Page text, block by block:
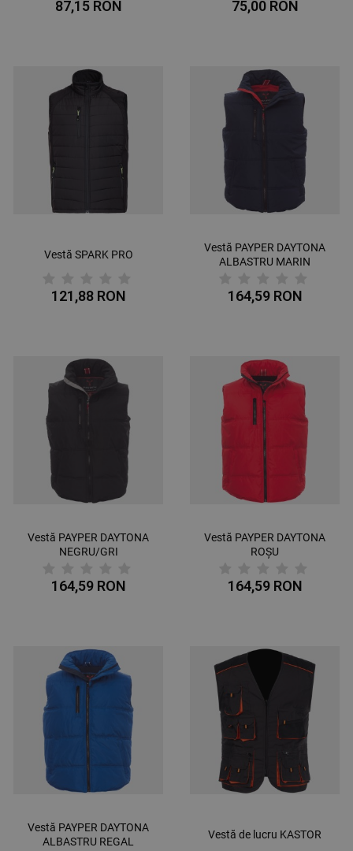
87,15 RON 75,00 RON
Vestă SPARK PRO
121,88 RON
Vestă PAYPER DAYTONA
ALBASTRU MARIN
164,59 RON
Vestă PAYPER DAYTONA
NEGRU/GRI
164,59 RON
Vestă PAYPER DAYTONA
ROȘU
164,59 RON
Vestă PAYPER DAYTONA
ALBASTRU REGAL
Vestă de lucru KASTOR